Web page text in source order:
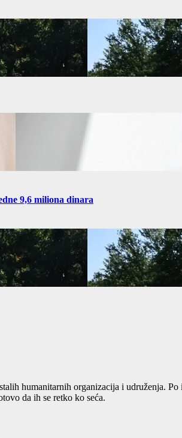
9,6 miliona dinara
humanitarnih organizacija i udruženja.
da ih se retko ko seća.